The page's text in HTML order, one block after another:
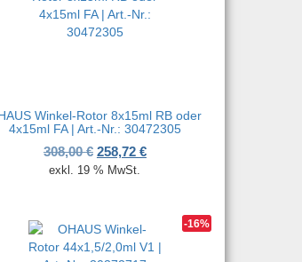
€
1.323,00 €.
Winkel-Rotor 8x15ml RB oder
4x15ml FA | Art.-Nr.: 30472305
308,00€ Ursprünglicher Preis war: 308,00
258,72 €Aktueller Preis ist:
exkl. 19 % MwSt.
-16%